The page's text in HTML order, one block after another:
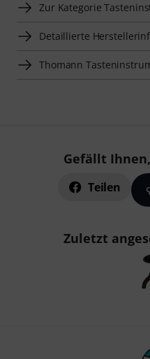
Zur Kategorie
Detaillierte
Thomann
Gefällt
Teilen
Zuletzt